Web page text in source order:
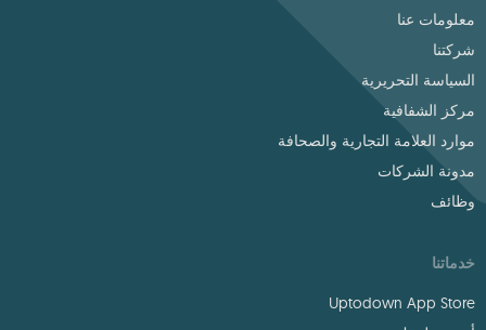
معلومات عنا
شركتنا
السياسة التحريرية
مركز الشفافية
موارد العلامة التجارية والصحافة
مدونة الشركات
وظائف
خدماتنا
Uptodown App Store